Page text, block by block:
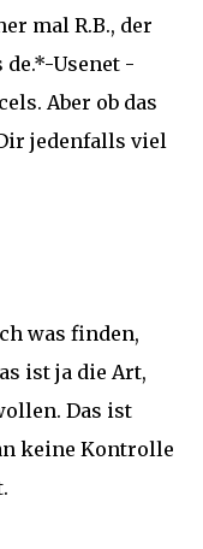
mal R.B., der
Usenet -
Aber ob das
jedenfalls viel
was finden,
ist ja die Art,
Das ist
keine Kontrolle